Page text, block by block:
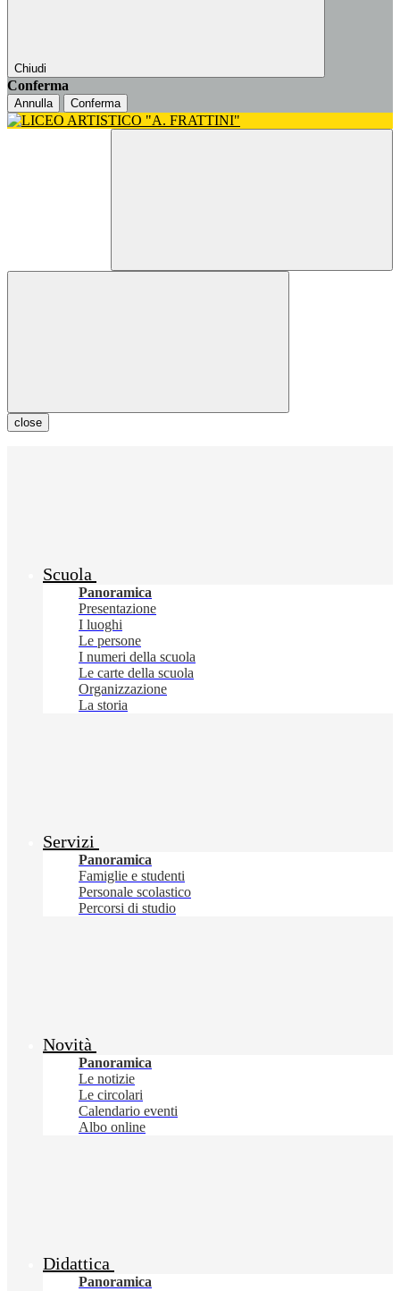
Chiudi
Conferma
Annulla Conferma
close
Scuola
Panoramica
Presentazione
I luoghi
Le persone
I numeri della scuola
Le carte della scuola
Organizzazione
La storia
Servizi
Panoramica
Famiglie e studenti
Personale scolastico
Percorsi di studio
Novità
Panoramica
Le notizie
Le circolari
Calendario eventi
Albo online
Didattica
Panoramica